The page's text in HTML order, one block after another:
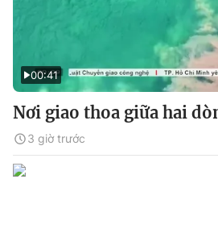
00:41
Nơi giao thoa giữa hai
3 giờ trước